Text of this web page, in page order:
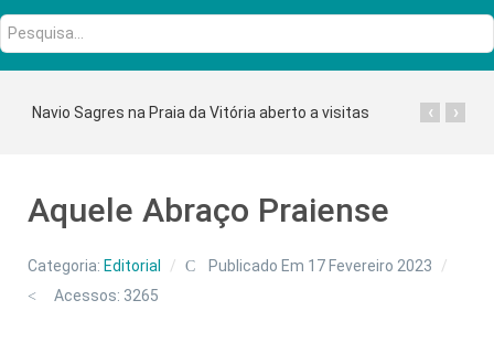
Pesquisa...
Navio Sagres na Praia da Vitória aberto a visitas ›
‹
Aquele Abraço Praiense
Categoria: Editorial
Publicado Em 17 Fevereiro 2023
Acessos: 3265